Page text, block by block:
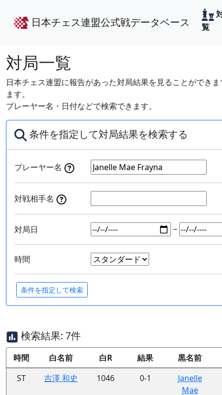
日本チェス連盟公式戦データベース
覧
対局一覧
日本チェス連盟に報告があった対局結果を見ることができ
ます。
プレーヤー名・日付などで検索できます。
条件を指定して対局結果を検索する
プレーヤー名
対戦相手名
対局日 ~
時間
検索結果: 7件
時間 白名前 白R 結果
黒名前
ST
吉澤 和史 1046 0-1
Janelle
Mae